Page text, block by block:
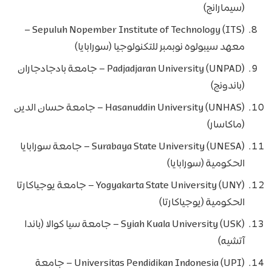
(سيمارانج)
Sepuluh Nopember Institute of Technology (ITS) –
معهد سيبولوه نوبمبر للتكنولوجيا (سورابايا)
Padjadjaran University (UNPAD) – جامعة بادجادجاران
(باندونج)
Hasanuddin University (UNHAS) – جامعة حسان الدين
(ماكاسار)
Surabaya State University (UNESA) – جامعة سورابايا
الحكومية (سورابايا)
Yogyakarta State University (UNY) – جامعة يوجياكارتا
الحكومية (يوجياكارتا)
Syiah Kuala University (USK) – جامعة سيا كوالا (باندا
آتشيه)
Universitas Pendidikan Indonesia (UPI) – جامعة